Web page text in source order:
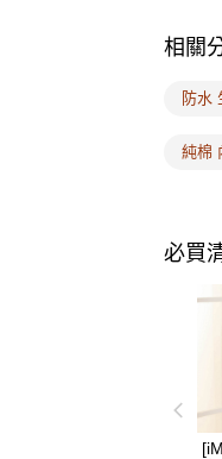
相關
防水
純棉
必買